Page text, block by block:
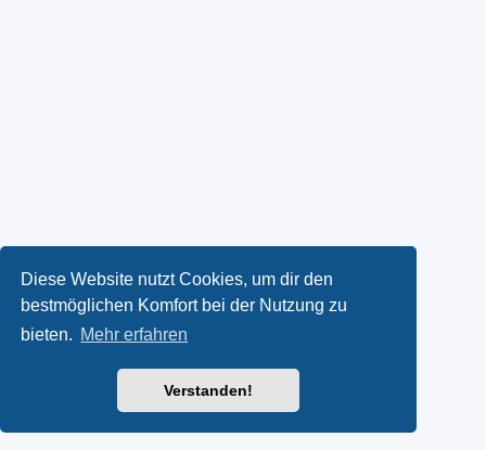
Diese Website nutzt Cookies, um dir den
bestmöglichen Komfort bei der Nutzung zu
bieten. Mehr erfahren
Verstanden!